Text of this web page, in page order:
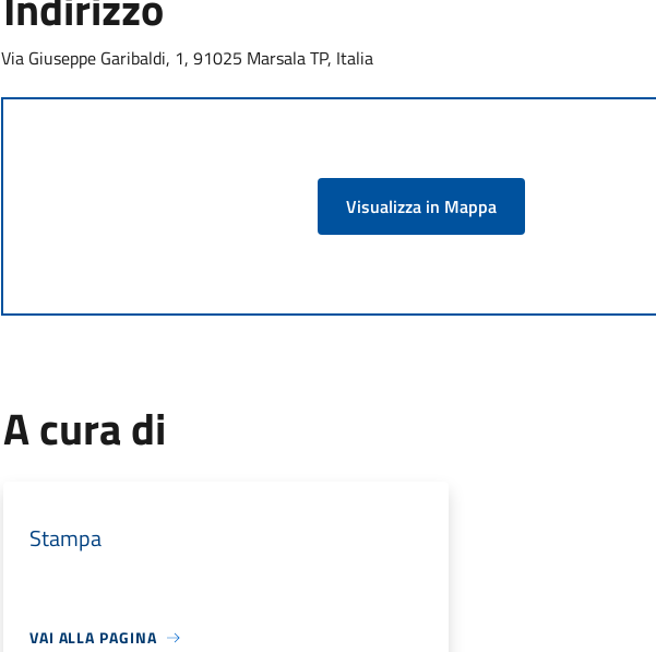
Via Giuseppe Garibaldi, 1, 91025 Marsala TP, Italia
Visualizza in Mappa
A cura di
Stampa
VAI ALLA PAGINA